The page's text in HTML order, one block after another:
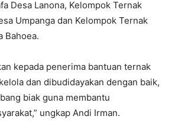
Desa Lanona, Kelompok Ternak
Umpanga dan Kelompok Ternak
Bahoea.
kepada penerima bantuan ternak
dan dibudidayakan dengan baik,
biak guna membantu
ungkap Andi Irman.